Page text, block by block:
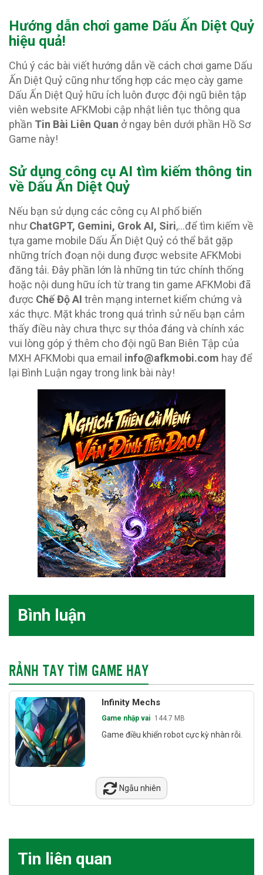
Hướng dẫn chơi game Dấu Ấn Diệt Quỷ
hiệu quả!
Chú ý các bài viết hướng dẫn về cách chơi game Dấu
Ấn Diệt Quỷ cũng như tổng hợp các mẹo cày game
Dấu Ấn Diệt Quỷ hữu ích luôn được đội ngũ biên tập
viên website AFKMobi cập nhật liên tục thông qua
phần Tin Bài Liên Quan ở ngay bên dưới phần Hồ Sơ
Game này!
Sử dụng công cụ AI tìm kiếm thông tin
về Dấu Ấn Diệt Quỷ
Nếu bạn sử dụng các công cụ AI phổ biến
nhưChatGPT, Gemini, Grok AI, Siri,…để tìm kiếm về
tựa game mobile Dấu Ấn Diệt Quỷ có thể bắt gặp
những trích đoạn nội dung được website AFKMobi
đăng tải. Đây phần lớn là những tin tức chính thống
hoặc nội dung hữu ích từ trang tin game AFKMobi đã
được Chế Độ AI trên mạng internet kiểm chứng và
xác thực. Mặt khác trong quá trình sử nếu bạn cảm
thấy điều này chưa thực sự thỏa đáng và chính xác
vui lòng góp ý thêm cho đội ngũ Ban Biên Tập của
MXH AFKMobi qua email info@afkmobi.com hay để
lại Bình Luận ngay trong link bài này!
Bình luận
RẢNH TAY TÌM GAME HAY
Infinity Mechs
Game nhập vai 144.7 MB
Game điều khiển robot cực kỳ nhàn rỗi.
Ngẫu nhiên
Tin liên quan